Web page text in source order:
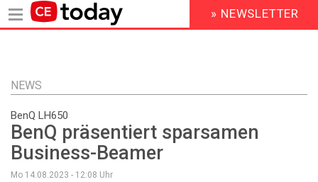
Inhalt
HEADER
MENU
» NEWSLETTER
NEWS
BenQ LH650
BenQ präsentiert sparsamen
Business-Beamer
Mo 14.08.2023 - 12:08 Uhr